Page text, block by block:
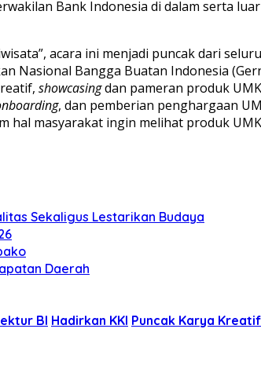
Bank Indonesia di dalam serta
acara ini menjadi puncak dari
Nasional Bangga Buatan Indonesia
showcasingdan pameran produk
, dan pemberian penghargaan
hal masyarakat ingin melihat produk
Sekaligus Lestarikan Budaya
Daerah
BI Hadirkan KKI Puncak Karya